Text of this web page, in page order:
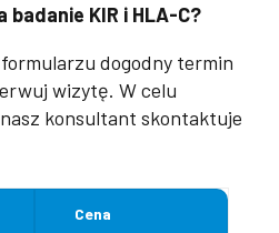
badanie KIR i HLA-C?
dogodny termin
wizytę. W celu
konsultant skontaktuje
Cena